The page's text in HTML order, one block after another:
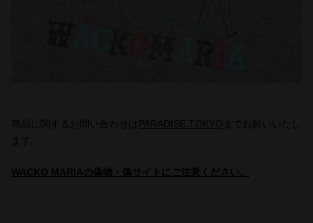
商品に関するお問い合わせは PARADISE TOKYO までお願いいたし
ます。
WACKO MARIAの偽物・偽サイトにご注意ください。